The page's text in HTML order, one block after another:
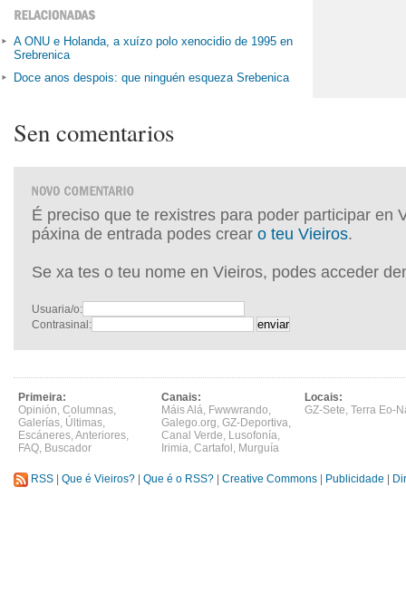
A ONU e Holanda, a xuízo polo xenocidio de 1995 en
Srebrenica
Doce anos despois: que ninguén esqueza Srebenica
Sen comentarios
É preciso que te rexistres para poder participar en
páxina de entrada podes crear o teu Vieiros.
Se xa tes o teu nome en Vieiros, podes acceder
Usuaria/o:
Contrasinal:
Primeira:
Opinión, Columnas,
Galerías, Últimas,
Escáneres,Anteriores,
FAQ, Buscador
Canais:
Máis Alá, Fwwwrando,
Galego.org, GZ-Deportiva,
Canal Verde, Lusofonía,
Irimia, Cartafol , Murguía
Locais:
GZ-Sete, Terra Eo-
RSS Que é Vieiros? Que é o RSS? Creative Commons Publicidade